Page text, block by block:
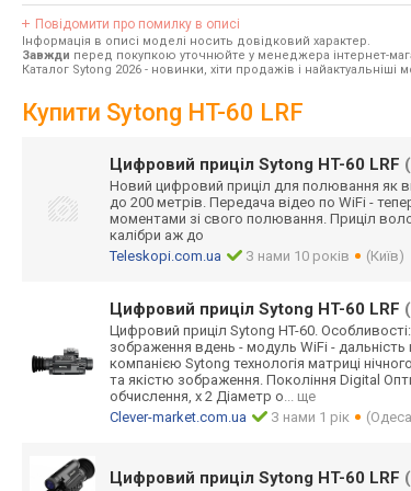
Повідомити про помилку в описі
Інформація в описі моделі носить довідковий характер.
Завжди перед покупкою уточнюйте у менеджера інтернет-
Каталог Sytong 2026 - новинки, хіти продажів і найактуальніші
Купити Sytong HT-60 LRF
Цифровий приціл Sytong HT-60 LRF
Новий цифровий приціл для полювання як
до 200 метрів. Передача відео по WiFi -
моментами зі свого полювання. Приціл
калібри аж до
Teleskopi.com.ua
З нами 10 років (Київ)
Цифровий приціл Sytong HT-60 LRF
Цифровий приціл Sytong HT-60.
зображення вдень - модуль WiFi -
компанією Sytong технологія матриці
та якістю зображення. Покоління Digital
обчислення, x 2 Діаметр о... ще
Clever-market.com.ua
З нами 1 рік
Цифровий приціл Sytong HT-60 LRF